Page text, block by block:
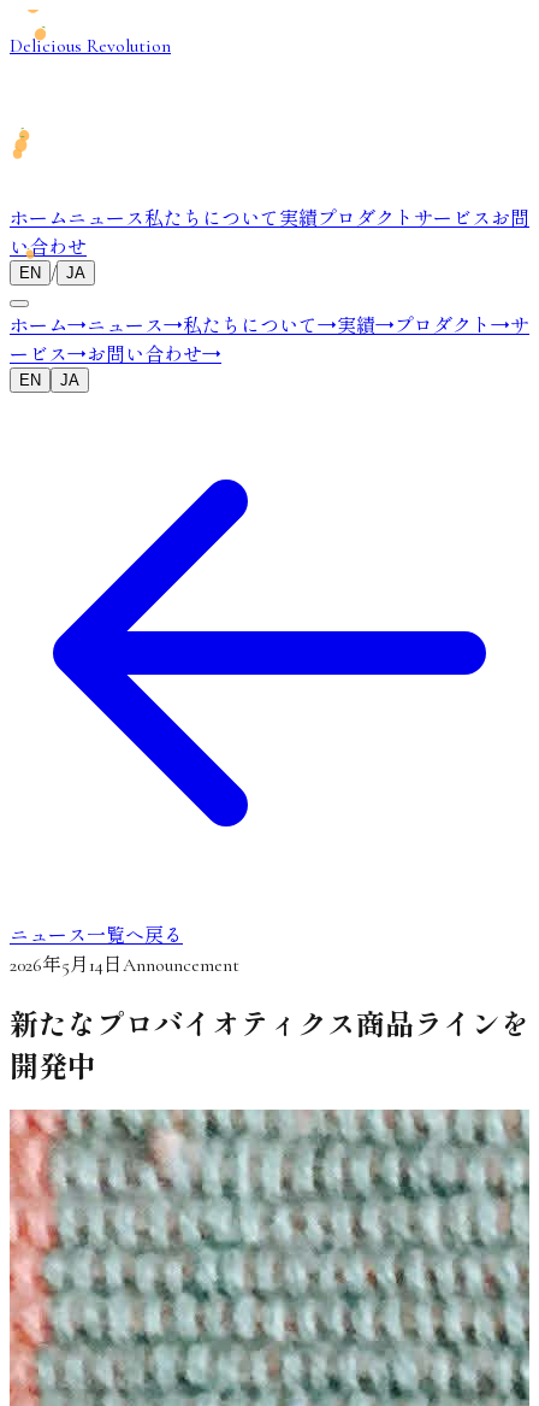
Delicious Revolution
ホーム ニュース私たちについて 実績プロダクト サービス お問
い合わせ
EN / JA
ホーム→ニュース→私たちについて→実績→プロダクト →サ
ービス→お問い合わせ→
EN JA
ニュース一覧へ戻る
2026年5月14日Announcement
新たなプロバイオティクス商品ラインを
開発中